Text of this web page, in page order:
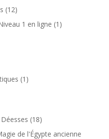
1212
produits
1 en ligne 1 1
1 1
1818
produits
de l'Égypte ancienne